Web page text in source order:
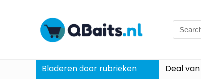
Search
for:
Bladeren door rubrieken Deal